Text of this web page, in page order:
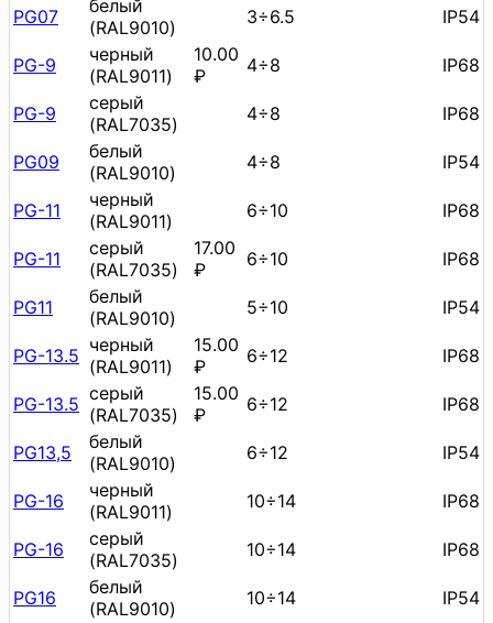
PG07
белый
(RAL9010)
3÷6.5 IP54
PG-9
черный
(RAL9011)
10.00
₽
4÷8 IP68
PG-9
серый
(RAL7035)
4÷8 IP68
PG09
белый
(RAL9010)
4÷8 IP54
PG-11
черный
(RAL9011)
6÷10 IP68
PG-11
серый
(RAL7035)
17.00
₽
6÷10 IP68
PG11
белый
(RAL9010)
5÷10 IP54
PG-13.5 черный
(RAL9011)
15.00
₽
6÷12 IP68
PG-13.5 серый
(RAL7035)
15.00
₽
6÷12 IP68
PG13,5
белый
(RAL9010)
6÷12 IP54
PG-16
черный
(RAL9011)
10÷14 IP68
PG-16
серый
(RAL7035)
10÷14 IP68
PG16
белый
(RAL9010)
10÷14 IP54